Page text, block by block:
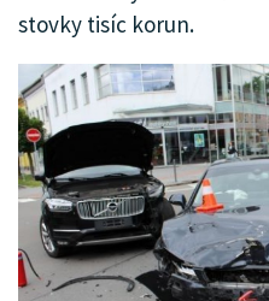
stovky tisíc korun.